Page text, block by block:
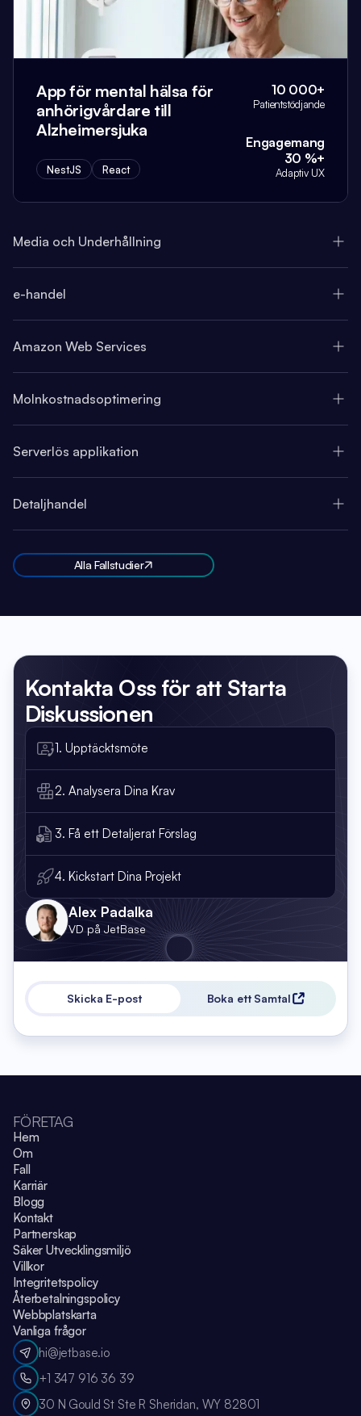
App för mental hälsa för
anhörigvårdare till
Alzheimersjuka
NestJS React
10 000+
Patientstödjande
Engagemang
30 %+
Adaptiv UX
Media och Underhållning
e-handel
Amazon Web Services
Molnkostnadsoptimering
Serverlös applikation
Detaljhandel
Alla Fallstudier
Kontakta Oss för att Starta
Diskussionen
1. Upptäcktsmöte
2. Analysera Dina Krav
3. Få ett Detaljerat Förslag
4. Kickstart Dina Projekt
Alex Padalka
VD på JetBase
Skicka E-post Boka ett Samtal
FÖRETAG
Hem
Om
Fall
Karriär
Blogg
Kontakt
Partnerskap
Säker Utvecklingsmiljö
Villkor
Integritetspolicy
Återbetalningspolicy
Webbplatskarta
Vanliga frågor
hi@jetbase.io
+1 347 916 36 39
30 N Gould St Ste R Sheridan, WY 82801